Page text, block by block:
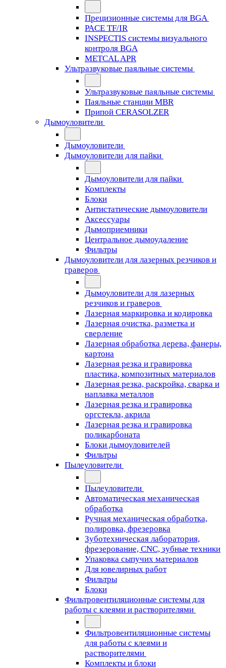
Прецизионные системы для BGA
PACE TF/IR
INSPECTIS системы визуального
контроля BGA
METCAL APR
Ультразвуковые паяльные системы
Ультразвуковые паяльные системы
Паяльные станции MBR
Припой CERASOLZER
Дымоуловители
Дымоуловители
Дымоуловители для пайки
Дымоуловители для пайки
Комплекты
Блоки
Антистатические дымоуловители
Аксессуары
Дымоприемники
Центральное дымоудаление
Фильтры
Дымоуловители для лазерных резчиков и
граверов
Дымоуловители для лазерных
резчиков и граверов
Лазерная маркировка и кодировка
Лазерная очистка, разметка и
сверление
Лазерная обработка дерева, фанеры,
картона
Лазерная резка и гравировка
пластика, композитных материалов
Лазерная резка, раскройка, сварка и
наплавка металлов
Лазерная резка и гравировка
оргстекла, акрила
Лазерная резка и гравировка
поликарбоната
Блоки дымоуловителей
Фильтры
Пылеуловители
Пылеуловители
Автоматическая механическая
обработка
Ручная механическая обработка,
полировка, фрезеровка
Зуботехническая лаборатория,
фрезерование, CNC, зубные техники
Упаковка сыпучих материалов
Для ювелирных работ
Фильтры
Блоки
Фильтровентиляционные системы для
работы с клеями и растворителями
Фильтровентиляционные системы
для работы с клеями и
растворителями
Комплекты и блоки